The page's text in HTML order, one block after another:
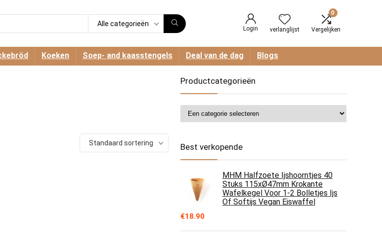
Alle categorieën
Login verlanglijst
0
Vergelijken
Koeken Soep- and kaasstengels Deal van de dag Blogs
Standaard sortering
Productcategorieën
Best verkopende
MHM Halfzoete Ijshoorntjes 40
Stuks 115xØ47mm Krokante
Wafelkegel Voor 1-2 Bolletjes Ijs
Of Softijs Vegan Eiswaffel
€18.90